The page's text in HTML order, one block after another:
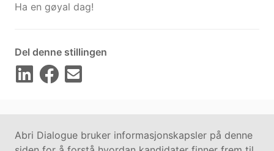
Ha en gøyal dag!
Del denne stillingen
Abri Dialogue bruker informasjonskapsler på denne